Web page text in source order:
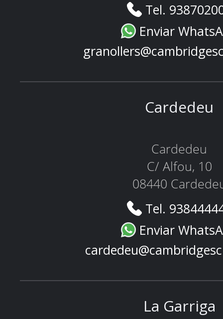
Tel.
Enviar
Cardedeu
Cardedeu
C/ Alfou, 10
08440
Tel.
Enviar
La Garriga